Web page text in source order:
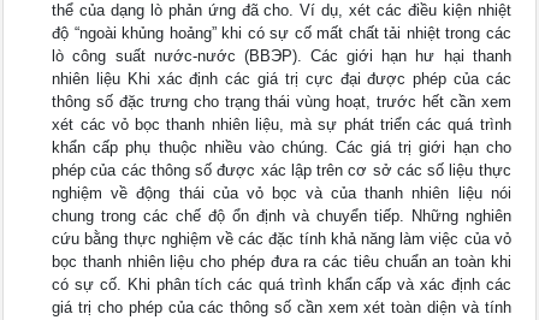
thể của dạng lò phản ứng đã cho. Ví dụ, xét các điều kiện nhiệt
độ “ngoài khủng hoảng” khi có sự cố mất chất tải nhiệt trong các
lò công suất nước-nước (ВВЭР). Các giới hạn hư hại thanh
nhiên liệu Khi xác định các giá trị cực đại được phép của các
thông số đặc trưng cho trạng thái vùng hoạt, trước hết cần xem
xét các vỏ bọc thanh nhiên liệu, mà sự phát triển các quá trình
khẩn cấp phụ thuộc nhiều vào chúng. Các giá trị giới hạn cho
phép của các thông số được xác lập trên cơ sở các số liệu thực
nghiệm về động thái của vỏ bọc và của thanh nhiên liệu nói
chung trong các chế độ ổn định và chuyển tiếp. Những nghiên
cứu bằng thực nghiệm về các đặc tính khả năng làm việc của vỏ
bọc thanh nhiên liệu cho phép đưa ra các tiêu chuẩn an toàn khi
có sự cố. Khi phân tích các quá trình khẩn cấp và xác định các
giá trị cho phép của các thông số cần xem xét toàn diện và tính